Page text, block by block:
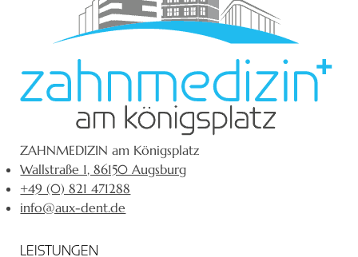
ZAHNMEDIZIN am Königsplatz
Wallstraße 1, 86150 Augsburg
+49 (0) 821 471288
info@aux-dent.de
LEISTUNGEN